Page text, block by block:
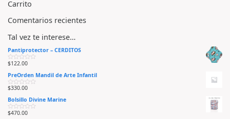
Carrito
Comentarios recientes
Tal vez te interese…
Pantiprotector – CERDITOS
V
l
o
r
a
o
e
n
0
$122.00
PreOrden Mandil de Arte Infantil
V
l
o
r
a
$330.00
Bolsillo Divine Marine
V
$470.00